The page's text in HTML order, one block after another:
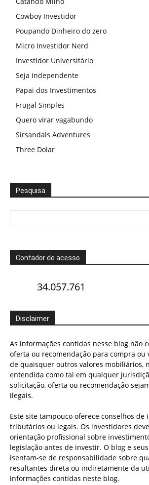
Cowboy Investidor
Poupando Dinheiro do zero
Micro Investidor Nerd
Investidor Universitário
Seja independente
Papai dos Investimentos
Frugal Simples
Quero virar vagabundo
Sirsandals Adventures
Three Dolar
Pesquisa
Contador de acesso
34.057.761
Disclaimer
As informações contidas nesse blog não
oferta ou recomendação para compra ou
de quaisquer outros valores mobiliários,
entendida como tal em qualquer
solicitação, oferta ou recomendação
ilegais.
Este site tampouco oferece conselhos de
tributários ou legais. Os investidores
orientação profissional sobre
legislação antes de investir. O blog e
isentam-se de responsabilidade sobre
resultantes direta ou indiretamente da
informações contidas neste blog.